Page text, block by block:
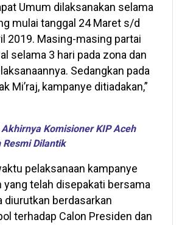
Umum dilaksanakan selama
mulai tanggal 24 Maret s/d
2019. Masing-masing partai
selama 3 hari pada zona dan
Sedangkan pada
Mi’raj, kampanye ditiadakan,”
Akhirnya Komisioner KIP Aceh
Resmi Dilantik
pelaksanaan kampanye
yang telah disepakati bersama
diurutkan berdasarkan
terhadap Calon Presiden dan